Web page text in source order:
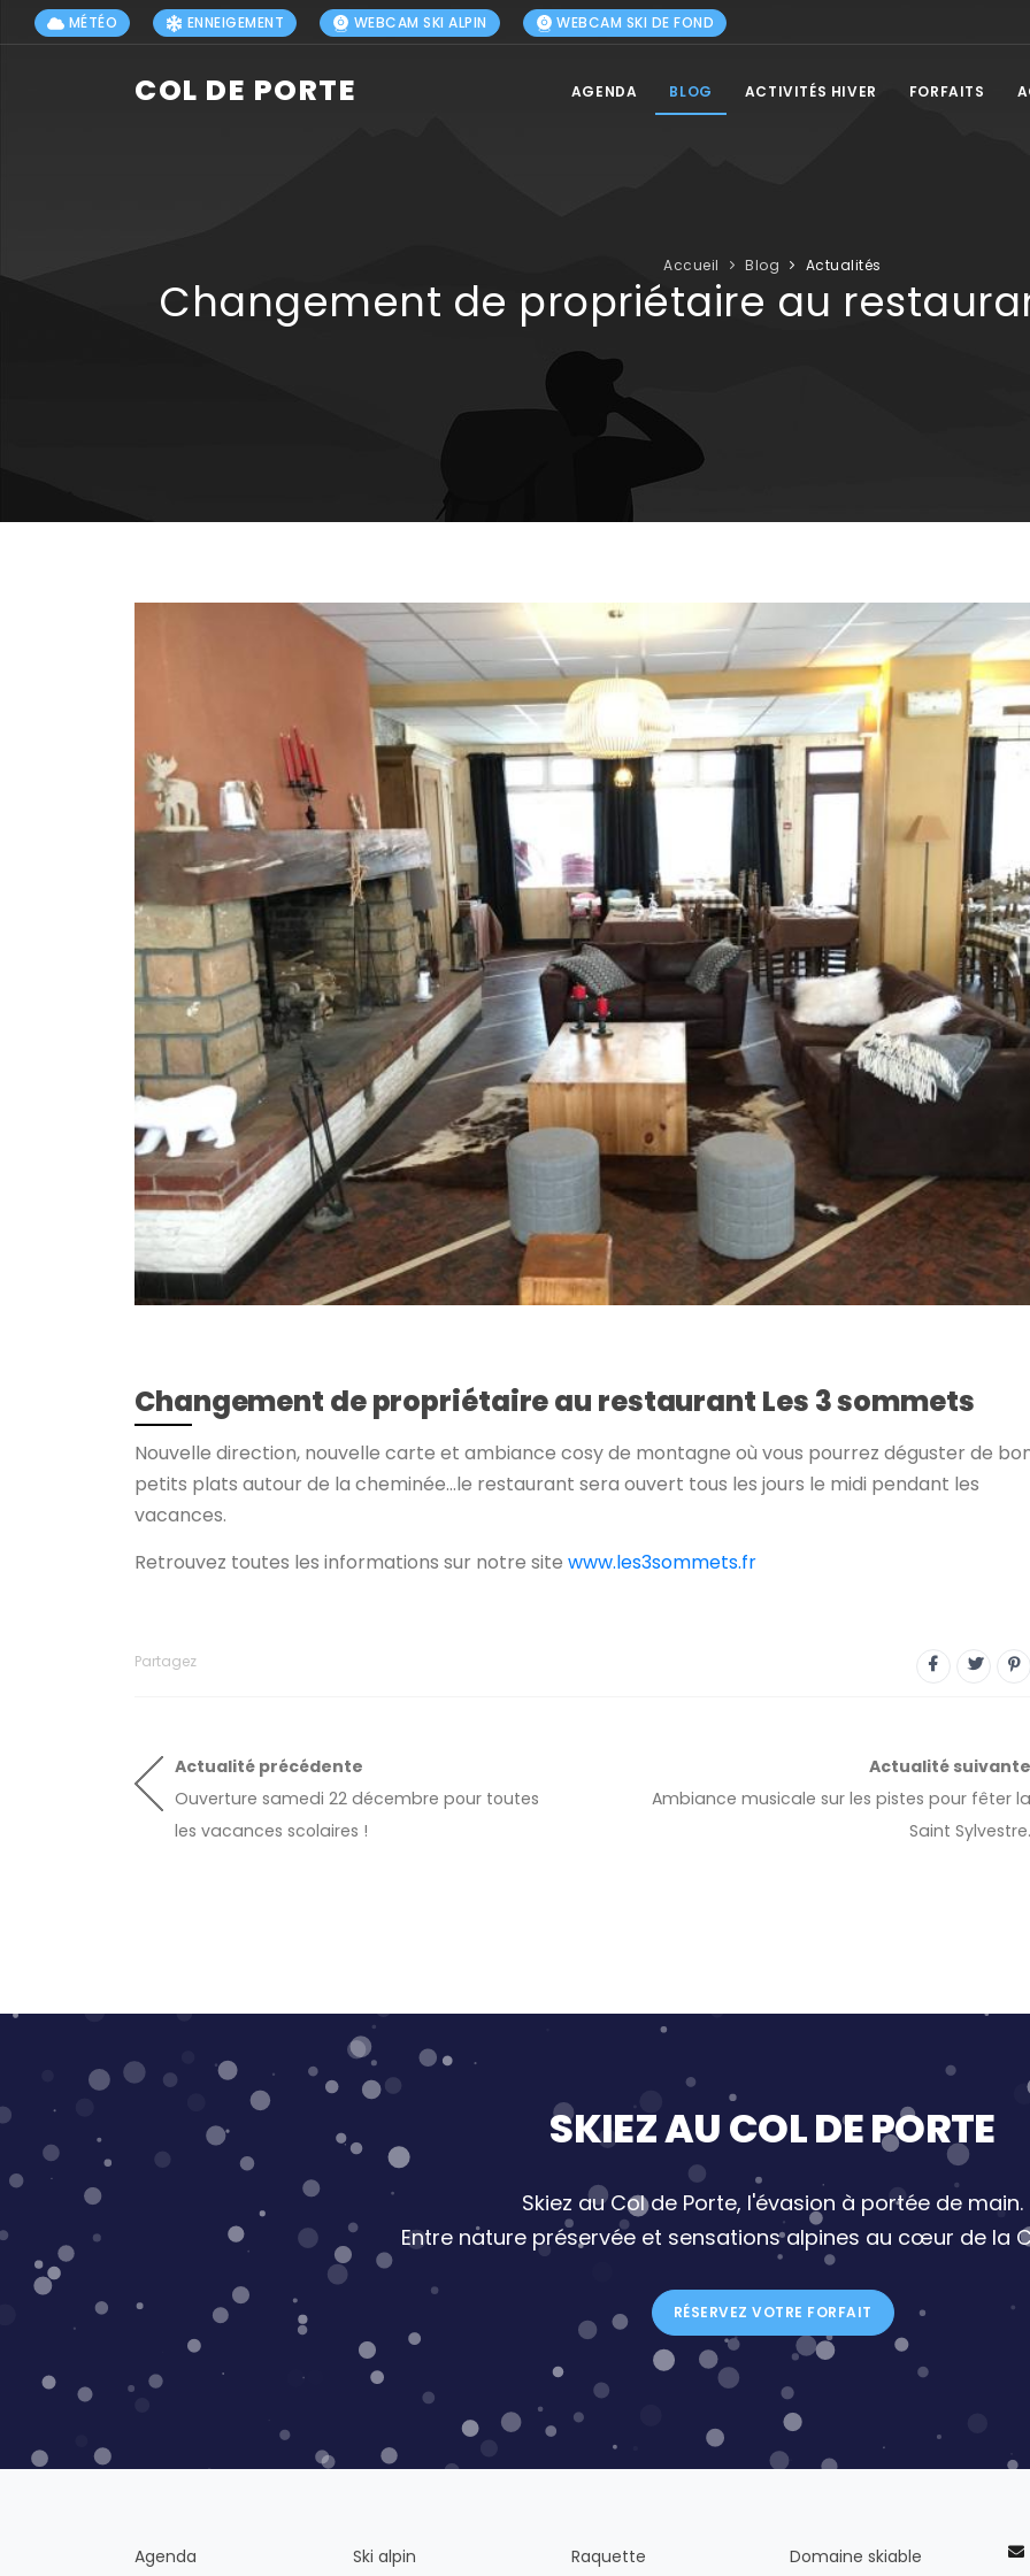
MÉTÉO ENNEIGEMENT WEBCAM SKI ALPIN WEBCAM SKI DE FOND
COL DE PORTE AGENDA BLOG ACTIVITÉS HIVER FORFAITS
Accueil Blog Actualités
Changement de propriétaire au
Changement de propriétaire au restaurant Les 3 sommets
Nouvelle direction, nouvelle carte et ambiance cosy de montagne où vous pourrez déguster de
petits plats autour de la cheminée...le restaurant sera ouvert tous les jours le midi pendant les
vacances.
Retrouvez toutes les informations sur notre site www.les3sommets.fr
Partagez
Actualité précédente
Ouverture samedi 22 décembre pour toutes
les vacances scolaires !
Actualité suivante
Ambiance musicale sur les pistes pour fêter la
Saint Sylvestre.
SKIEZ AU COL DE PORTE
Skiez au Col de Porte, l'évasion à portée de main.
Entre nature préservée et sensations alpines au cœur de la
RÉSERVEZ VOTRE FORFAIT
Agenda Ski alpin Raquette Domaine skiable